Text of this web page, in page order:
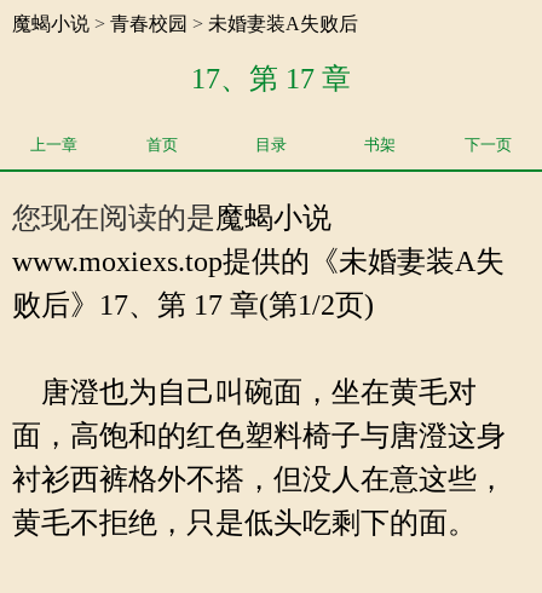
魔蝎小说 > 青春校园 > 未婚妻装A失败后
17、第 17 章
上一章 首页 目录 书架 下一页
您现在阅读的是魔蝎小说
www.moxiexs.top提供的《未婚妻装A失
败后》17、第 17 章(第1/2页)
唐澄也为自己叫碗面，坐在黄毛对
面，高饱和的红色塑料椅子与唐澄这身
衬衫西裤格外不搭，但没人在意这些，
黄毛不拒绝，只是低头吃剩下的面。